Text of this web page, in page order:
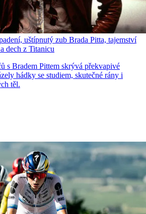
uštípnutý zub Brada Pitta, tajemství
dech z Titanicu
s Bradem Pittem skrývá překvapivé
hádky se studiem, skutečné rány i
těl.